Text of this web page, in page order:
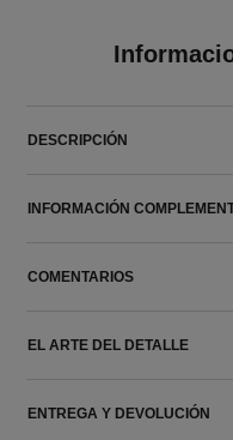
DESCRIPCIÓN
INFORMACIÓN
COMENTARIOS
EL ARTE DEL DETALLE
ENTREGA Y DEVOLUCIÓN